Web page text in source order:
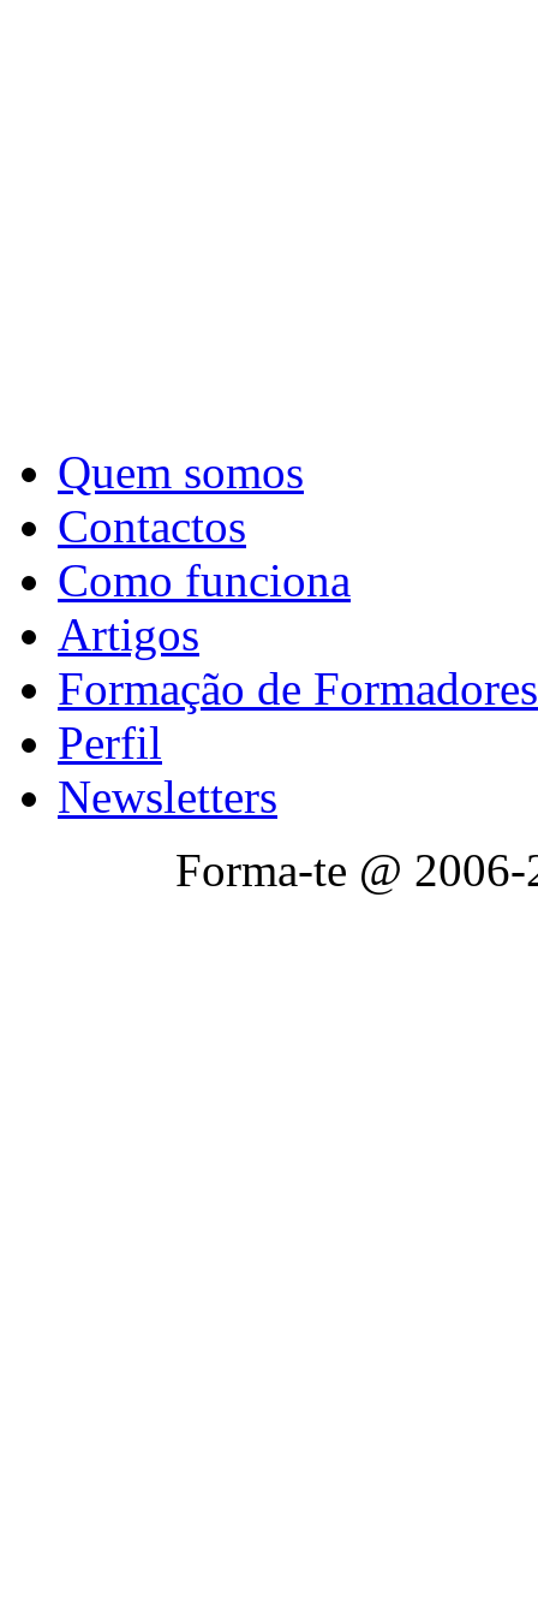
Quem somos
Contactos
Como funciona
Artigos
Formação de Formadores
Perfil
Newsletters
Forma-te @